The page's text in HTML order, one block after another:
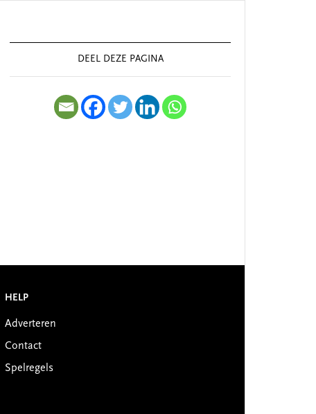
Sidebar
DEEL DEZE PAGINA
HELP
Adverteren
Contact
Spelregels